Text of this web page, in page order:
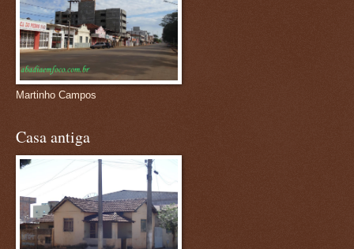
Martinho Campos
Casa antiga